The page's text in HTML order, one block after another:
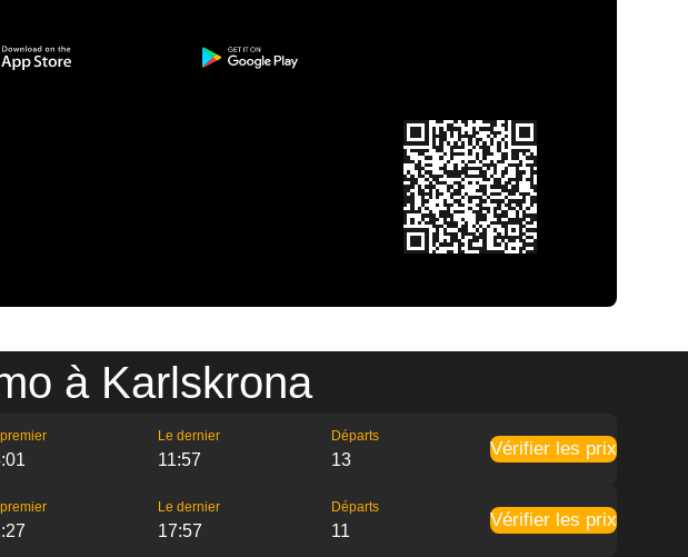
à Karlskrona
Le dernier
11:57
Départs
13
Vérifier les prix
Le dernier
17:57
Départs
11
Vérifier les prix